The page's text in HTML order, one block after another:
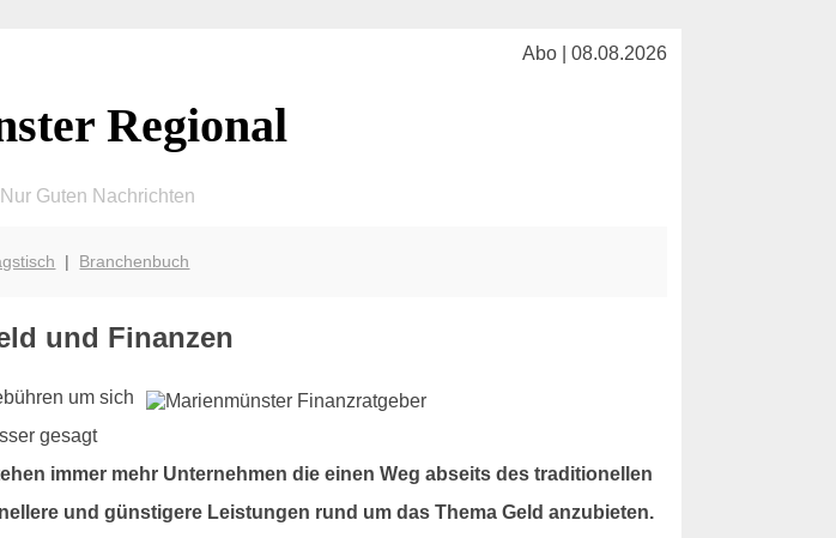
Abo | 08.08.2026
Regional
Guten Nachrichten
| Branchenbuch
und Finanzen
um sich
gesagt
immer mehr Unternehmen die einen Weg abseits des traditionellen
und günstigere Leistungen rund um das Thema Geld anzubieten.